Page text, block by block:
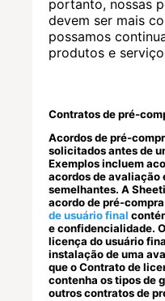
portanto, nossas
devem ser mais
possamos
produtos e
Contratos de pré-
Acordos de pré-
solicitados antes de
Exemplos incluem
acordos de avaliação
semelhantes. A
acordo de pré-
de usuário final
e confidencialidade.
licença do usuário
instalação de uma
que o Contrato de
contenha os tipos de
outros contratos de